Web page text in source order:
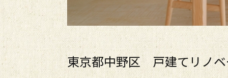
東京都中野区 戸建てリノ